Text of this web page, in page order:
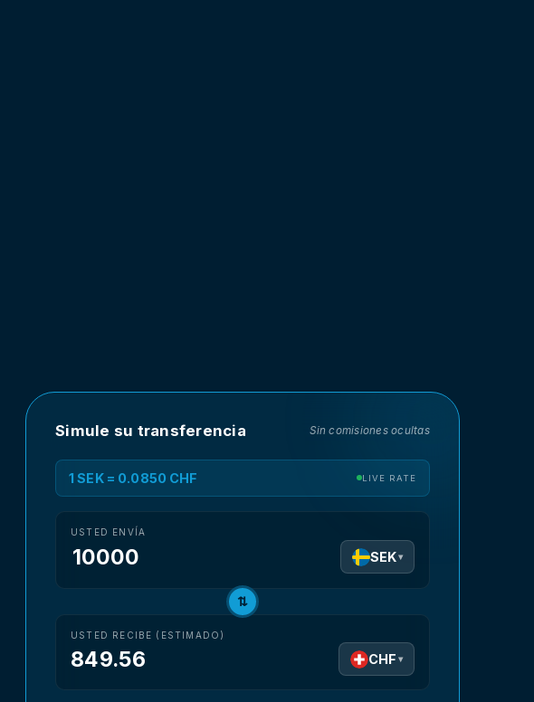
Simule su transferencia Sin comisiones ocultas
1 SEK = 0.0850 CHF LIVE RATE
USTED ENVÍA
SEK▾
⇅
USTED RECIBE (ESTIMADO)
849.56 CHF ▾